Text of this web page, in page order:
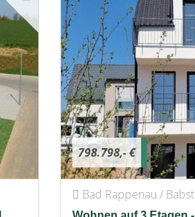
798.798,- €
Bad Rappenau /